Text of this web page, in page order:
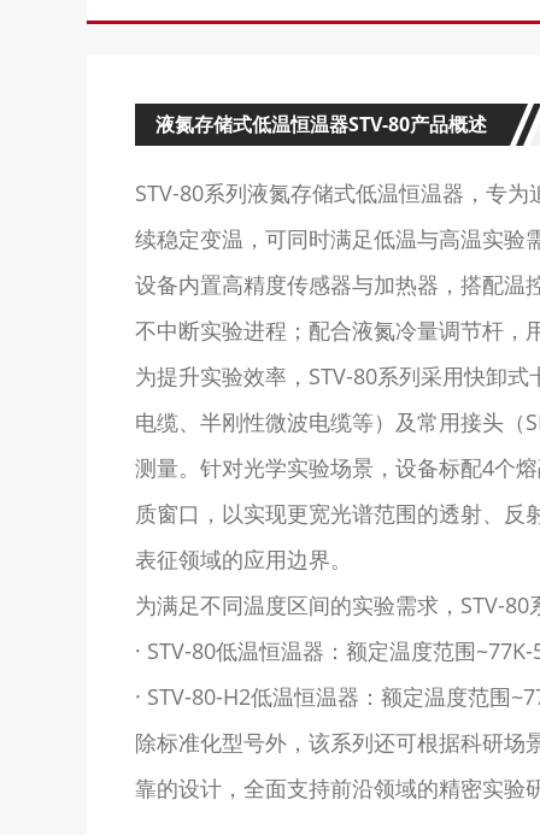
液氮存储式低温恒温器STV-80产品概述
STV-80系列液氮存储式低温恒温器，专
续稳定变温，可同时满足低温与高温实验
设备内置高精度传感器与加热器，搭配温
不中断实验进程；配合液氮冷量调节杆，
为提升实验效率，STV-80系列采用快卸
电缆、半刚性微波电缆等）及常用接头（
测量。针对光学实验场景，设备标配4个
质窗口，以实现更宽光谱范围的透射、
表征领域的应用边界。
为满足不同温度区间的实验需求，STV-
· STV-80低温恒温器：额定温度范围
· STV-80-H2低温恒温器：额定温度范围
除标准化型号外，该系列还可根据科研场
靠的设计，全面支持前沿领域的精密实验